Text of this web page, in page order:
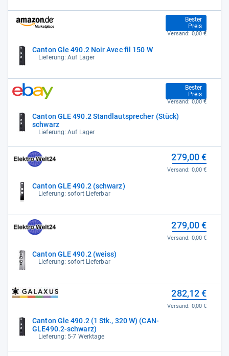
Canton Gle 490.2 Noir Avec fil 150 W
Lieferung: Auf Lager
Bester
Preis
273,90 €
Versand: 0,00 €
Canton GLE 490.2 Standlautsprecher (Stück)
schwarz
Lieferung: Auf Lager
Bester
Preis
273,90 €
Versand: 0,00 €
Canton GLE 490.2 (schwarz)
Lieferung: sofort Lieferbar
279,00 €
Versand: 0,00 €
Canton GLE 490.2 (weiss)
Lieferung: sofort Lieferbar
279,00 €
Versand: 0,00 €
Canton Gle 490.2 (1 Stk., 320 W) (CAN-
GLE490.2-schwarz)
Lieferung: 5-7 Werktage
282,12 €
Versand: 0,00 €